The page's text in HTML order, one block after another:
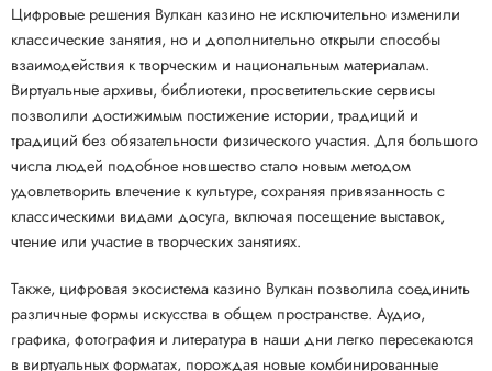
Цифровые решения Вулкан казино не исключительно изменили
классические занятия, но и дополнительно открыли способы
взаимодействия к творческим и национальным материалам.
Виртуальные архивы, библиотеки, просветительские сервисы
позволили достижимым постижение истории, традиций и
традиций без обязательности физического участия. Для большого
числа людей подобное новшество стало новым методом
удовлетворить влечение к культуре, сохраняя привязанность с
классическими видами досуга, включая посещение выставок,
чтение или участие в творческих занятиях.
Также, цифровая экосистема казино Вулкан позволила соединить
различные формы искусства в общем пространстве. Аудио,
графика, фотография и литература в наши дни легко пересекаются
в виртуальных форматах, порождая новые комбинированные